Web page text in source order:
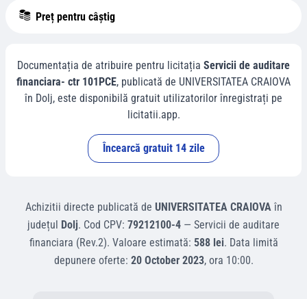
Preț pentru câștig
Documentația de atribuire pentru licitația Servicii de auditare
financiara- ctr 101PCE, publicată de UNIVERSITATEA CRAIOVA
în Dolj, este disponibilă gratuit utilizatorilor înregistrați pe
licitatii.app.
Încearcă gratuit 14 zile
Achizitii directe publicată de UNIVERSITATEA CRAIOVAîn
județul Dolj. Cod CPV: 79212100-4 — Servicii de auditare
financiara (Rev.2). Valoare estimată: 588 lei. Data limită
depunere oferte: 20 October 2023, ora 10:00.